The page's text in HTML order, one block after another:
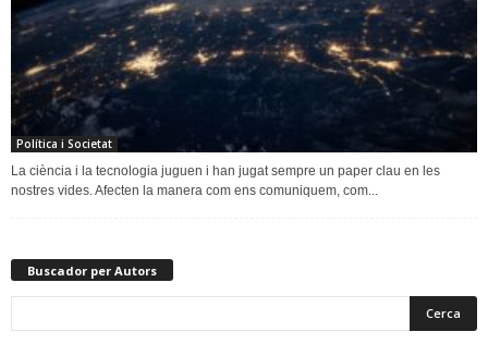
Política i Societat
La ciència i la tecnologia juguen i han jugat sempre un paper clau en les
nostres vides. Afecten la manera com ens comuniquem, com...
Buscador per Autors